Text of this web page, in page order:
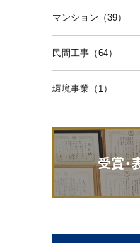
マンション（39）
民間工事（64）
環境事業（1）